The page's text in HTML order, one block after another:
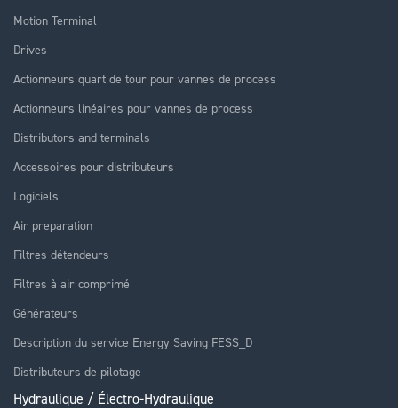
Motion Terminal
Drives
Actionneurs quart de tour pour vannes de process
Actionneurs linéaires pour vannes de process
Distributors and terminals
Accessoires pour distributeurs
Logiciels
Air preparation
Filtres-détendeurs
Filtres à air comprimé
Générateurs
Description du service Energy Saving FESS_D
Distributeurs de pilotage
Hydraulique / Électro-Hydraulique